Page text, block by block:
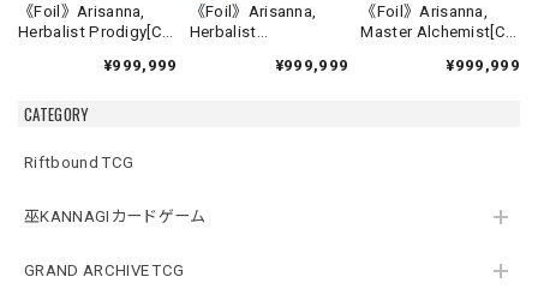
CATEGORY
Riftbound TCG
巫KANNAGIカードゲーム
GRAND ARCHIVE TCG
《Foil》Arisanna,
Herbalist Prodigy[C]
¥999,999
《Foil》Arisanna,
Herbalist
¥999,999
《Foil》Arisanna,
Master Alchemist[C]
¥999,999